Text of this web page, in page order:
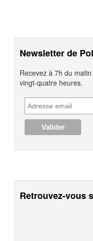
Newsletter de
Recevez à 7h du
vingt-quatre heures.
Retrouvez-vous